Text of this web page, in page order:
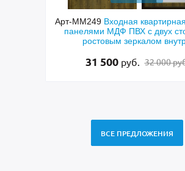
Арт-ММ249Входная квартирная дверь с
панелями МДФ ПВХ с двух сторон и
ростовым зеркалом внутри
31 500руб. 32 000 руб.
ВСЕ ПРЕДЛОЖЕНИЯ